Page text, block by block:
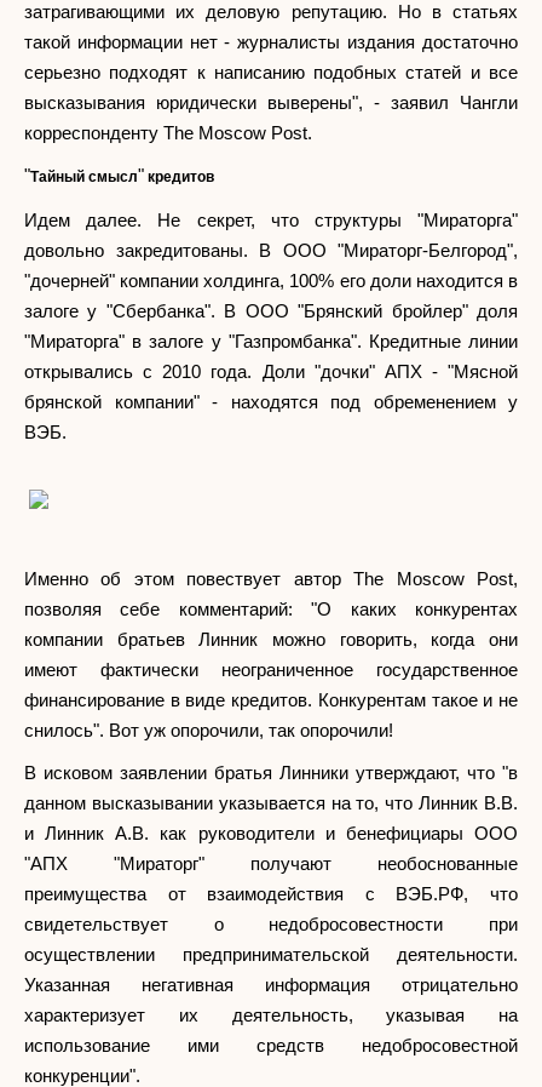
затрагивающими их деловую репутацию. Но в статьях
такой информации нет - журналисты издания достаточно
серьезно подходят к написанию подобных статей и все
высказывания юридически выверены", - заявил Чангли
корреспонденту The Moscow Post.
"Тайный смысл" кредитов
Идем далее. Не секрет, что структуры "Мираторга"
довольно закредитованы. В ООО "Мираторг-Белгород",
"дочерней" компании холдинга, 100% его доли находится в
залоге у "Сбербанка". В ООО "Брянский бройлер" доля
"Мираторга" в залоге у "Газпромбанка". Кредитные линии
открывались с 2010 года. Доли "дочки" АПХ - "Мясной
брянской компании" - находятся под обременением у
ВЭБ.
Именно об этом повествует автор The Moscow Post,
позволяя себе комментарий: "О каких конкурентах
компании братьев Линник можно говорить, когда они
имеют фактически неограниченное государственное
финансирование в виде кредитов. Конкурентам такое и не
снилось". Вот уж опорочили, так опорочили!
В исковом заявлении братья Линники утверждают, что "в
данном высказывании указывается на то, что Линник В.В.
и Линник А.В. как руководители и бенефициары ООО
"АПХ "Мираторг" получают необоснованные
преимущества от взаимодействия с ВЭБ.РФ, что
свидетельствует о недобросовестности при
осуществлении предпринимательской деятельности.
Указанная негативная информация отрицательно
характеризует их деятельность, указывая на
использование ими средств недобросовестной
конкуренции".